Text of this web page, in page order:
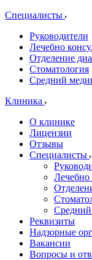
Специалисты
Руководители
Лечебно
Отделение
Стоматология
Средний
Клиника
О клинике
Лицензии
Отзывы
Специалисты
Лечебно
Реквизиты
Надзорные
Вакансии
Вопросы и